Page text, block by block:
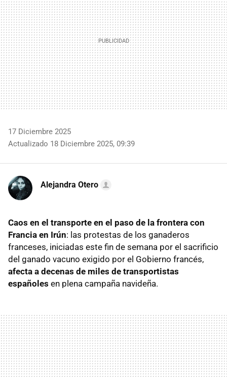
17 Diciembre 2025
Actualizado 18 Diciembre 2025, 09:39
Alejandra Otero
Caos en el transporte en el paso de la frontera con
Francia en Irún: las protestas de los ganaderos
franceses, iniciadas este fin de semana por el sacrificio
del ganado vacuno exigido por el Gobierno francés,
afecta a decenas de miles de transportistas
españoles en plena campaña navideña.